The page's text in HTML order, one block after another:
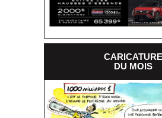
CARICATURE
DU MOIS